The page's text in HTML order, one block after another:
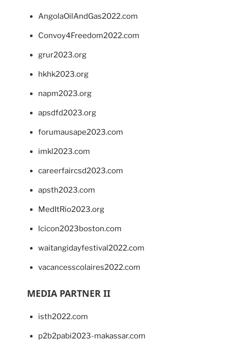
AngolaOilAndGas2022.com
Convoy4Freedom2022.com
grur2023.org
hkhk2023.org
napm2023.org
apsdfd2023.org
forumausape2023.com
imkl2023.com
careerfaircsd2023.com
apsth2023.com
MedItRio2023.org
lcicon2023boston.com
waitangidayfestival2022.com
vacancesscolaires2022.com
MEDIA PARTNER II
isth2022.com
p2b2pabi2023-makassar.com